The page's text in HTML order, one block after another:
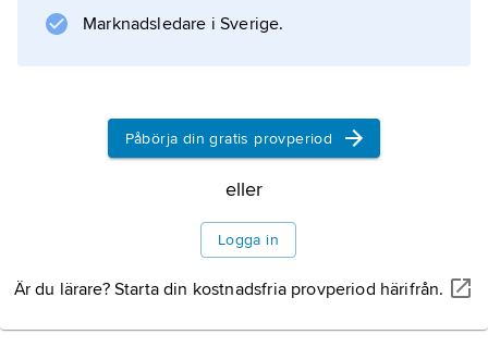
Marknadsledare i Sverige.
Påbörja din gratis provperiod
eller
Logga in
Är du lärare? Starta din kostnadsfria provperiod härifrån.